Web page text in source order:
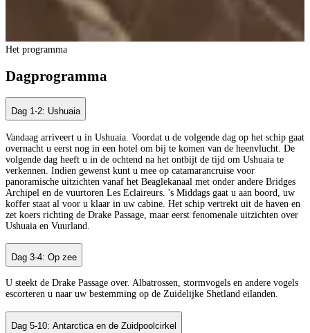
Het programma
Dagprogramma
Dag 1-2: Ushuaia
Vandaag arriveert u in Ushuaia. Voordat u de volgende dag op het schip gaat
overnacht u eerst nog in een hotel om bij te komen van de heenvlucht. De
volgende dag heeft u in de ochtend na het ontbijt de tijd om Ushuaia te
verkennen. Indien gewenst kunt u mee op catamarancruise voor
panoramische uitzichten vanaf het Beaglekanaal met onder andere Bridges
Archipel en de vuurtoren Les Eclaireurs. 's Middags gaat u aan boord, uw
koffer staat al voor u klaar in uw cabine. Het schip vertrekt uit de haven en
zet koers richting de Drake Passage, maar eerst fenomenale uitzichten over
Ushuaia en Vuurland.
Dag 3-4: Op zee
U steekt de Drake Passage over. Albatrossen, stormvogels en andere vogels
escorteren u naar uw bestemming op de Zuidelijke Shetland eilanden.
Dag 5-10: Antarctica en de Zuidpoolcirkel